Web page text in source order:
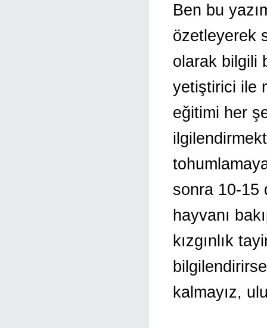
Ben bu
özetleyerek
olarak bilgili
yetiştirici ile
eğitimi her
sonra 10-15
hayvanı
kızgınlık
kalmayız,